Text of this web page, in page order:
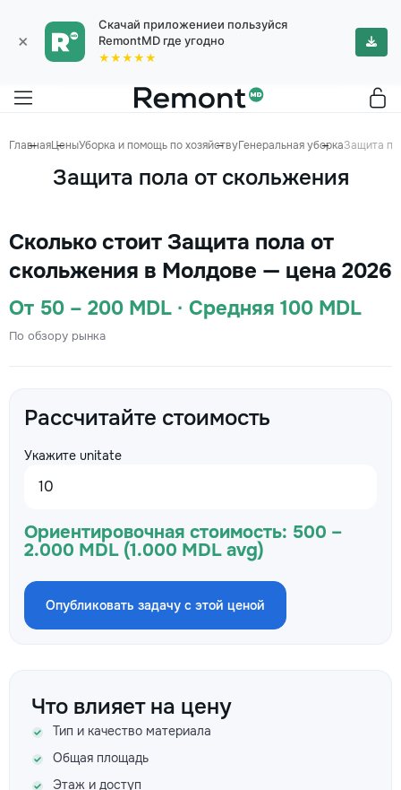
×
Скачай приложениеи пользуйся
RemontMD где угодно
★★★★★
ГлавнаяЦеныУборка и помощь по хозяйствуГенеральная уборкаЗащита
Защита пола от скольжения
Сколько стоит Защита пола от
скольжения в Молдове — цена 2026
От 50 – 200 MDL · Средняя 100 MDL
По обзору рынка
Рассчитайте стоимость
Укажите unitate
Ориентировочная стоимость: 500 –
2.000 MDL (1.000 MDL avg)
Опубликовать задачу с этой ценой
Что влияет на цену
Тип и качество материала
Общая площадь
Этаж и доступ